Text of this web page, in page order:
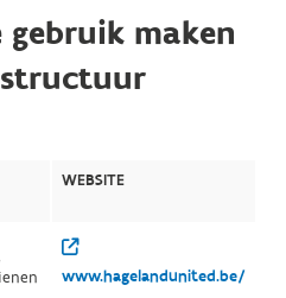
maken
WEBSITE
www.hagelandunited.be/